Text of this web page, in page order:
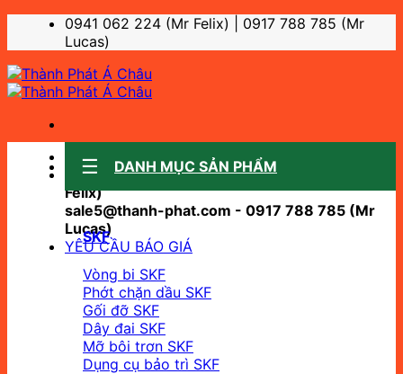
dung
0941 062 224 (Mr Felix) | 0917 788 785 (Mr
Lucas)
Sale support:
sale10@thanh-phat.com - 0941 062 224 (Mr
Felix)
sale5@thanh-phat.com - 0917 788 785 (Mr
Lucas)
YÊU CẦU BÁO GIÁ
DANH MỤC SẢN PHẨM
SKF
Vòng bi SKF
Phớt chặn dầu SKF
Gối đỡ SKF
Dây đai SKF
Mỡ bôi trơn SKF
Dụng cụ bảo trì SKF